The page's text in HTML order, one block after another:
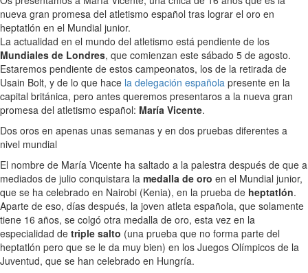
nueva gran promesa del atletismo español tras lograr el oro en
heptatlón en el Mundial junior.
La actualidad en el mundo del atletismo está pendiente de los
Mundiales de Londres, que comienzan este sábado 5 de agosto.
Estaremos pendiente de estos campeonatos, los de la retirada de
Usain Bolt, y de lo que hace la delegación española presente en la
capital británica, pero antes queremos presentaros a la nueva gran
promesa del atletismo español: María Vicente.
Dos oros en apenas unas semanas y en dos pruebas diferentes a
nivel mundial
El nombre de María Vicente ha saltado a la palestra después de que a
mediados de julio conquistara la medalla de oro en el Mundial junior,
que se ha celebrado en Nairobi (Kenia), en la prueba de heptatlón.
Aparte de eso, días después, la joven atleta española, que solamente
tiene 16 años, se colgó otra medalla de oro, esta vez en la
especialidad de triple salto (una prueba que no forma parte del
heptatlón pero que se le da muy bien) en los Juegos Olímpicos de la
Juventud, que se han celebrado en Hungría.